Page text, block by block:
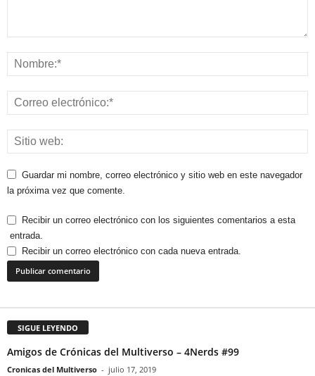
Guardar mi nombre, correo electrónico y sitio web en este navegador
la próxima vez que comente.
Recibir un correo electrónico con los siguientes comentarios a esta
entrada.
Recibir un correo electrónico con cada nueva entrada.
SIGUE LEYENDO
Amigos de Crónicas del Multiverso – 4Nerds #99
Cronicas del Multiverso - julio 17, 2019